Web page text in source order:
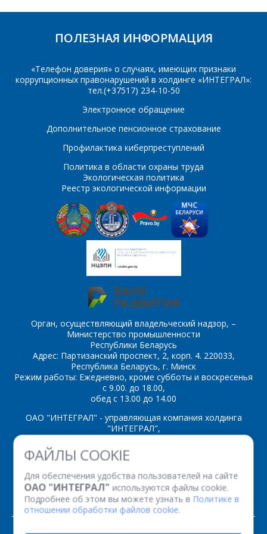
ФАЙЛЫ COOKIE
Для обеспечения удобства пользователей на сайте
ОАО "ИНТЕГРАЛ" используются файлы cookie.
Подробнее об этом вы можете узнать в Политике в
отношении обработки файлов cookie.
ПОЛЕЗНАЯ ИНФОРМАЦИЯ
«Телефон доверия» о случаях, имеющих признаки
коррупционных правонарушений в холдинге «ИНТЕГРАЛ»:
тел.(+37517) 234-10-50
Электронное обращение
Дополнительное пенсионное страхование
Профилактика киберпреступлений
Политика в области охраны труда
Экологическая политика
Реестр экологической информации
Орган, осуществляющий владельческий надзор, –
Министерство промышленности
Республики Беларусь
Адрес: Партизанский проспект, 2, корп. 4. 220033,
Республика Беларусь, г. Минск
Режим работы: Ежедневно, кроме субботы и воскресенья
с 9.00. до 18.00,
обед с 13.00 до 14.00
ОАО "ИНТЕГРАЛ" - управляющая компания холдинга
"ИНТЕГРАЛ",
ул. Казинца И.П., д.121А, комната 327, г. Минск, 220108,
Республика Беларусь
Факс: (+375 17) 338 12 94 УНП 100386629
Рег. номер 100386629 от 01.08.2013 г.
E-mail
Интересующий товар/
услуга, их количество
*
Комментарий
*- обязательные
поля
ОТПРАВИТЬ
Интересующий товар/
услуга
Сообщение*
Я согласен на
обработку
персональных данных*
*- обязательные
поля
ОТПРАВИТЬ